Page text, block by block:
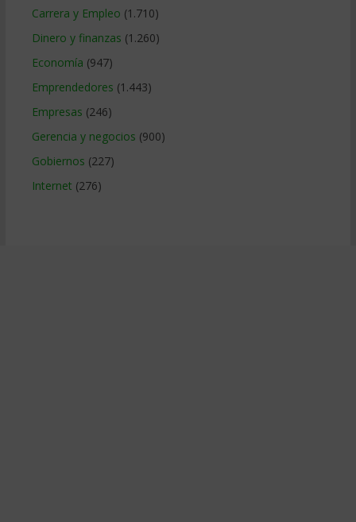
Carrera y Empleo (1.710)
Dinero y finanzas (1.260)
Economía (947)
Emprendedores (1.443)
Empresas (246)
Gerencia y negocios (900)
Gobiernos (227)
Internet (276)